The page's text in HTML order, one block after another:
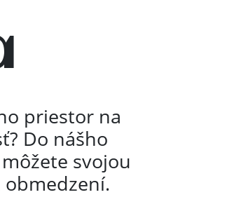
priestor na
Do nášho
svojou